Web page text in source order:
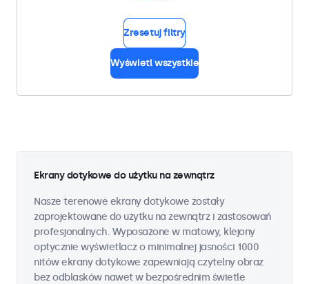
Zresetuj filtry
Wyświetl wszystkie
Ekrany dotykowe do użytku na zewnątrz
Nasze terenowe ekrany dotykowe zostały
zaprojektowane do użytku na zewnątrz i zastosowań
profesjonalnych. Wyposażone w matowy, klejony
optycznie wyświetlacz o minimalnej jasności 1000
nitów ekrany dotykowe zapewniają czytelny obraz
bez odblasków nawet w bezpośrednim świetle